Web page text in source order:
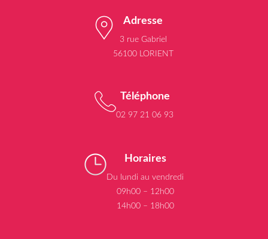
Adresse
3 rue Gabriel
56100 LORIENT
Téléphone
02 97 21 06 93
Horaires
Du lundi au vendredi
09h00 – 12h00
14h00 – 18h00